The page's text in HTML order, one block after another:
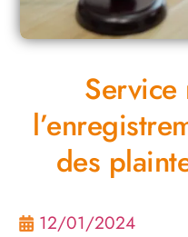
Service
des
12/01/2024